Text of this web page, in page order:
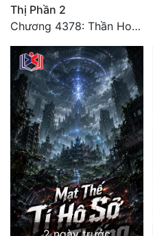
Tu Chân
Tội Phạm
Vô Địch
Võ Hiệp
Võng Du
Xuyên Không
Xuyên Nhanh
Thị Phần 2
Chương 4378: Thần Hoàng Hạ Thiên (Đại kết cục) (03)